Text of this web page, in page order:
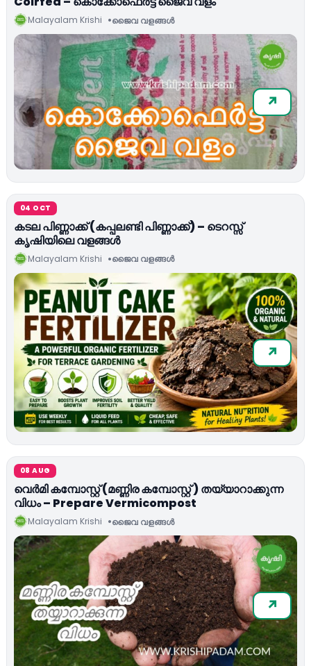
Malayalam Krishi ജൈവ വളങ്ങള്‍
04 OCT
കടല പിണ്ണാക്ക് (കപ്പലണ്ടി പിണ്ണാക്ക്) – ടെറസ്സ്
കൃഷിയിലെ വളങ്ങള്‍
Malayalam Krishi ജൈവ വളങ്ങള്‍
08 AUG
വെര്‍മി കമ്പോസ്റ്റ് (മണ്ണിര കമ്പോസ്റ്റ് ) തയ്യാറാക്കുന്ന
വിധം – Prepare Vermicompost
Malayalam Krishi ജൈവ വളങ്ങള്‍